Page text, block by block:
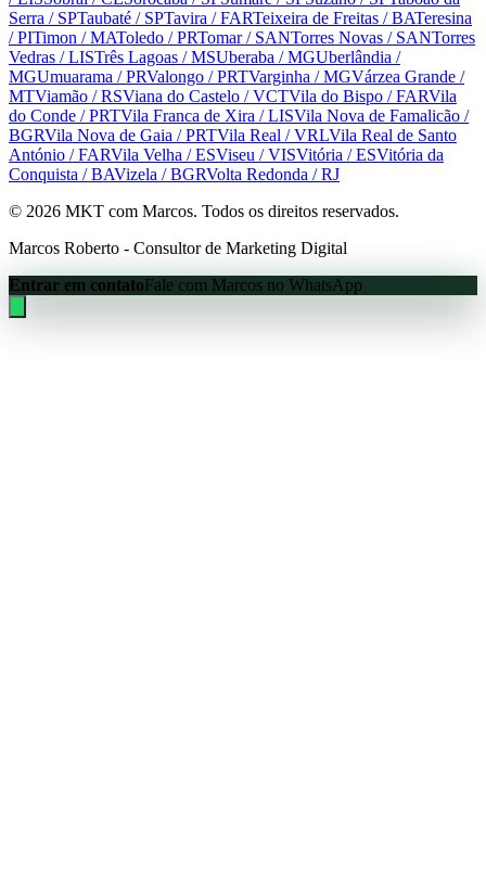
Serra / SPTaubaté / SPTavira / FARTeixeira de Freitas / BATeresina
/ PITimon / MAToledo / PRTomar/ SANTorres Novas / SANTorres
Vedras / LISTrês Lagoas / MSUberaba / MGUberlândia /
MGUmuarama / PRValongo / PRTVarginha / MGVárzea Grande /
MTViamão / RSViana do Castelo / VCTVila do Bispo / FARVila
do Conde / PRTVila Franca de Xira / LISVila Nova de Famalicão /
BGRVila Nova de Gaia / PRTVila Real / VRLVila Real de Santo
António / FARVila Velha / ESViseu / VISVitória / ESVitória da
Conquista / BAVizela / BGRVolta Redonda / RJ
© 2026 MKT com Marcos. Todos os direitos reservados.
Marcos Roberto - Consultor de Marketing Digital
Entrar em contatoFale com Marcos no WhatsApp